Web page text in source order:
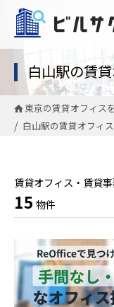
白山駅の賃
東京の賃貸オフィス
白山駅の賃貸オフィ
賃貸オフィス・賃貸
15 物件